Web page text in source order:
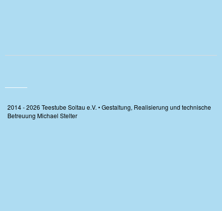
2014 - 2026 Teestube Soltau e.V. • Gestaltung, Realisierung und technische
Betreuung Michael Stelter